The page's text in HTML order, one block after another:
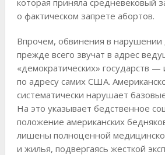
о фактическом запрете абортов.
Впрочем, обвинения в нарушении
прежде всего звучат в адрес
«демократических» государств —
по адресу самих США.
систематически нарушает
На это указывает бедственное
положение американских
лишены полноценной
и жилья, подвергаясь жесткой